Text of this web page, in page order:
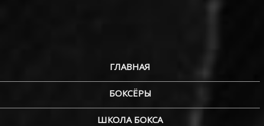
ГЛАВНАЯ
БОКСЁРЫ
ШКОЛА БОКСА